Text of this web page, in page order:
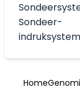
Sondeer-
Home